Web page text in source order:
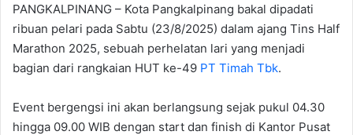
PANGKALPINANG – Kota Pangkalpinang bakal dipadati
ribuan pelari pada Sabtu (23/8/2025) dalam ajang Tins Half
Marathon 2025, sebuah perhelatan lari yang menjadi
bagian dari rangkaian HUT ke-49 PT Timah Tbk.
Event bergengsi ini akan berlangsung sejak pukul 04.30
hingga 09.00 WIB dengan start dan finish di Kantor Pusat